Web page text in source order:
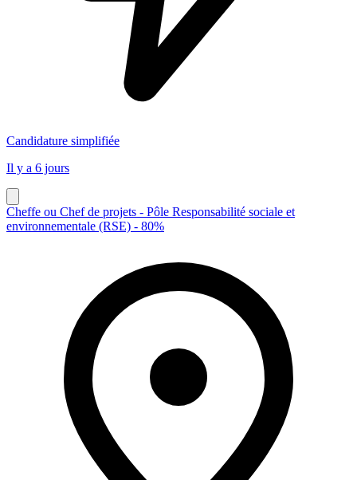
Candidature simplifiée
Il y a 6 jours
Cheffe ou Chef de projets - Pôle Responsabilité sociale et
environnementale (RSE) - 80%